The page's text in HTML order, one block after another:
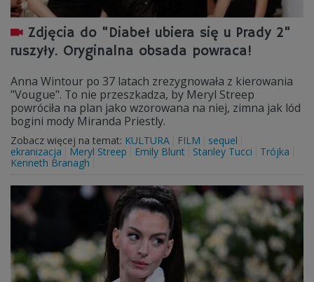
Zdjęcia do "Diabeł ubiera się u Prady 2"
ruszyły. Oryginalna obsada powraca!
Anna Wintour po 37 latach zrezygnowała z kierowania
"Vougue". To nie przeszkadza, by Meryl Streep
powróciła na plan jako wzorowana na niej, zimna jak lód
bogini mody Miranda Priestly.
Zobacz więcej na temat: KULTURA FILM
sequel
ekranizacja
Meryl Streep Emily Blunt Stanley Tucci
Trójka
Kenneth Branagh